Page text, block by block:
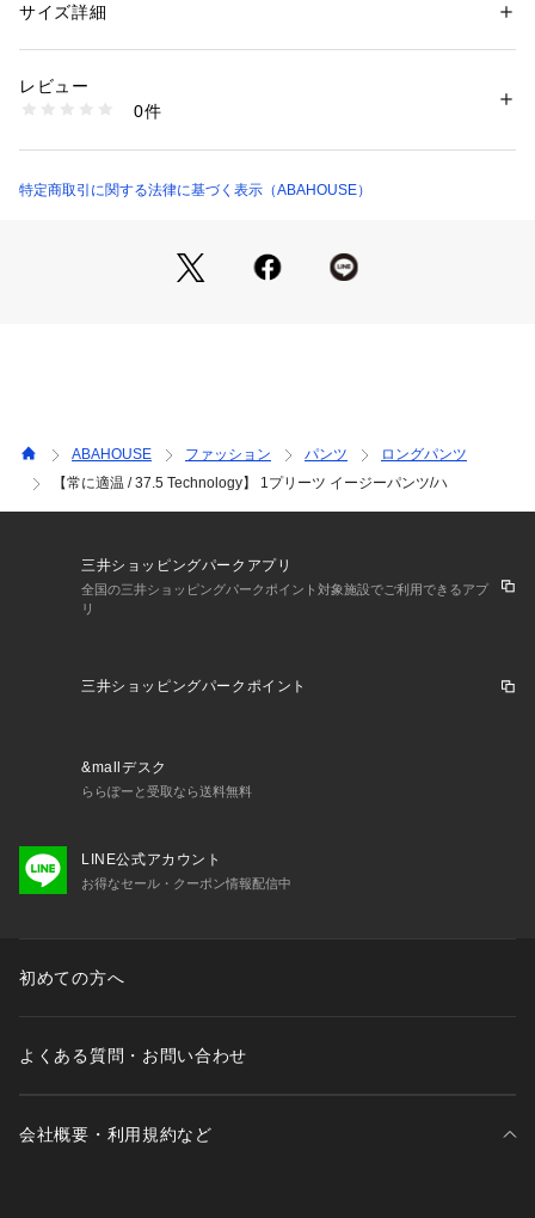
抜群の履き心地はそのままに、合わせやすい1タック、ウエス
ト調整しやすいスピンドル付き。とアップデートされました。
暑い時には湿度を取り除き、寒い時には暖かさをキープする機
る驚きのハイテンション素材です。
生地の凹凸が清涼感を出し、軽快な着心地です。
ハーフゴム仕上げにしているため着用感はノンストレス。
表裏に出し入れできるスピンドルで、ベルト着用も可能。
裾上げ不要のジャストレングス仕様も嬉しいポイント。
きにも対応可能ですので、自転車通勤・通学の方には特におす
すめです。
ェットといったカジュアルな合わせはもちろん、ジャケットな
デニムのような凹凸感がありますので、トップスにはさらっと
したアイテムをあわせるのがおすすめ。
性別：メンズ
素材：ナイロン85% ポリウレタン15%
洗濯：手洗い可
※詳しい洗濯方法については、商品の品質表示タグをご覧ください
00500059013 （ショップ）
サイズ詳細
レビュー
0件
特定商取引に関する法律に基づく表示（ABAHOUSE）
ABAHOUSE ファッション パンツ
ロングパンツ
【常に適温 / 37.5 Technology】 1プリーツ イージーパンツ/ハ
三井ショッピングパークアプリ
全国の三井ショッピングパークポイント対象施設でご利用できるアプ
リ
三井ショッピングパークポイント
&mallデスク
ららぽーと受取なら送料無料
LINE公式アカウント
お得なセール・クーポン情報配信中
初めての方へ
よくある質問・お問い合わせ
会社概要・利用規約など